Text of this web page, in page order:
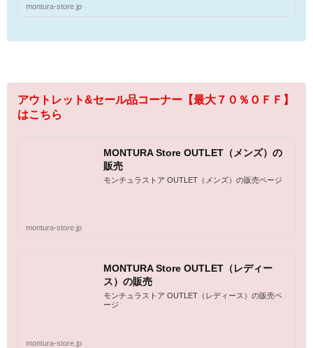
montura-store.jp
アウトレット&セール品コーナー【最大７０％ＯＦＦ】
はこちら
MONTURA Store OUTLET（メンズ）の
販売
モンチュラストア OUTLET（メンズ）の販売ページ
montura-store.jp
MONTURA Store OUTLET（レディー
ス）の販売
モンチュラストア OUTLET（レディース）の販売ペ
ージ
montura-store.jp